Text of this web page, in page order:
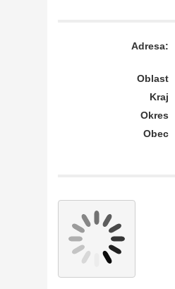
Adresa:
Oblast
Kraj
Okres
Obec